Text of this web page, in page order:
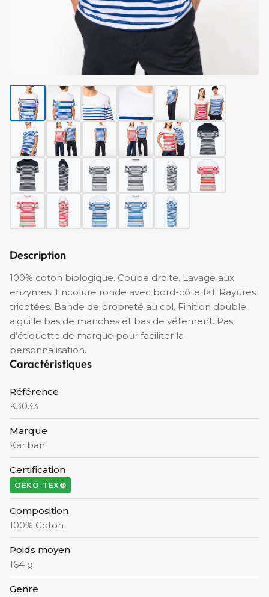
Description
100% coton biologique. Coupe droite. Lavage aux
enzymes. Encolure ronde avec bord-côte 1×1. Rayures
tricotées. Bande de propreté au col. Finition double
aiguille bas de manches et bas de vêtement. Pas
d’étiquette de marque pour faciliter la
personnalisation.
Caractéristiques
Référence
K3033
Marque
Kariban
Certification
OEKO-TEX®
Composition
100% Coton
Poids moyen
164 g
Genre